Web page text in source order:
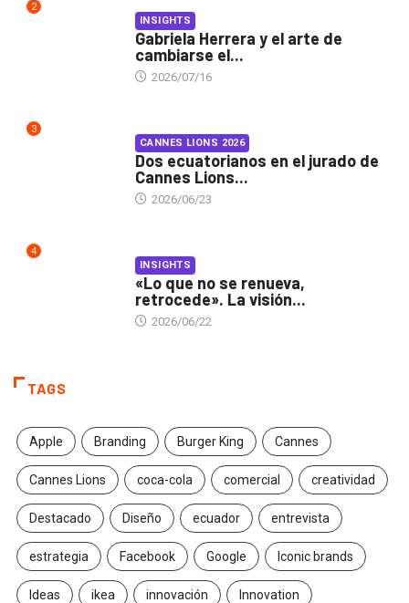
2
INSIGHTS
Gabriela Herrera y el arte de
cambiarse el...
2026/07/16
3
CANNES LIONS 2026
Dos ecuatorianos en el jurado de
Cannes Lions...
2026/06/23
4
INSIGHTS
«Lo que no se renueva,
retrocede». La visión...
2026/06/22
TAGS
Apple Branding Burger King Cannes
Cannes Lions coca-cola comercial creatividad
Destacado Diseño ecuador entrevista
estrategia Facebook Google Iconic brands
Ideas ikea innovación Innovation